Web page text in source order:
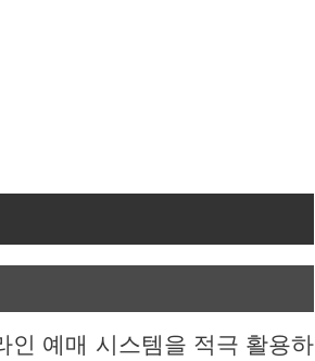
인 예매 시스템을 적극 활용하